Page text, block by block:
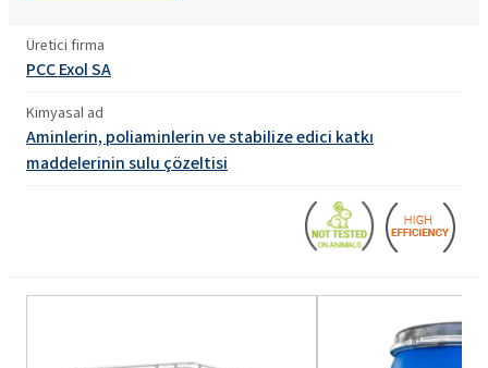
Üretici firma
PCC Exol SA
Kimyasal ad
Aminlerin, poliaminlerin ve stabilize edici katkı
maddelerinin sulu çözeltisi